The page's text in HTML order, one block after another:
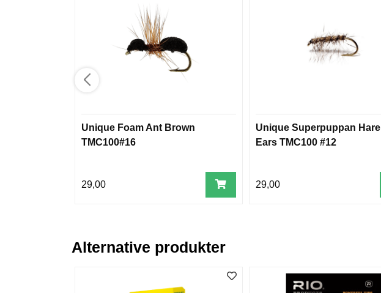
Unique Foam Ant Brown
TMC100#16
29,00
Unique Superpuppan Hare
Ears TMC100 #12
29,00
Alternative produkter